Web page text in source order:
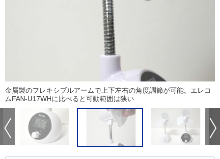
金属製のフレキシブルアームで上下左右の角度調節が可能。エレコ
ムFAN-U17WHに比べると可動範囲は狭い